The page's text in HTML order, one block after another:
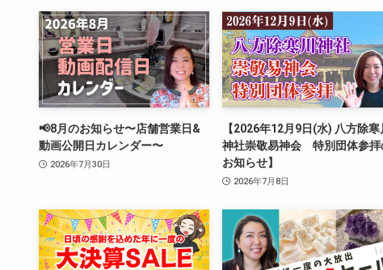
📢8月のお知らせ〜店舗営業日&
動画公開日カレンダー〜
2026年7月30日
【2026年12月9日(水) 八方除寒
神社崇敬易神会 特別団体参拝
お知らせ】
2026年7月8日